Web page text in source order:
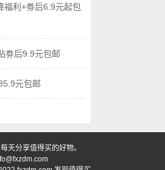
福利+劵后6.9元起包
劵后9.9元包邮
元包邮
天分享值得买的好物。